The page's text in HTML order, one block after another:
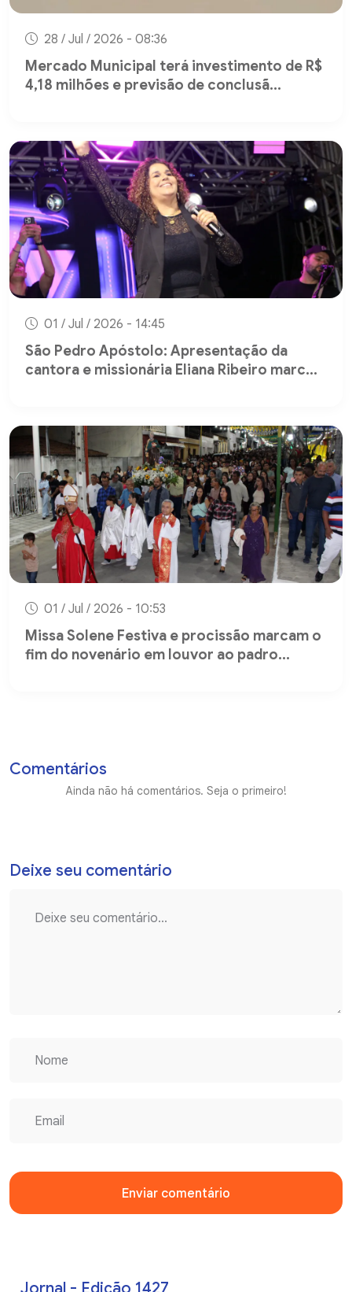
28 / Jul / 2026 - 08:36
Mercado Municipal terá investimento de R$
4,18 milhões e previsão de conclusã...
01 / Jul / 2026 - 14:45
São Pedro Apóstolo: Apresentação da
cantora e missionária Eliana Ribeiro marc...
01 / Jul / 2026 - 10:53
Missa Solene Festiva e procissão marcam o
fim do novenário em louvor ao padro...
Comentários
Ainda não há comentários. Seja o primeiro!
Deixe seu comentário
Enviar comentário